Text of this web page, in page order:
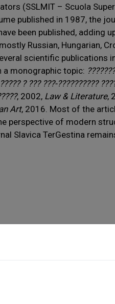
(SSLMIT – Scuola
published in 1987, the
been published, adding
Russian, Hungarian,
scientific publications
a monographic topic:
? ??? ???-??????????
, 2002, Law & Literature,
Art, 2016. Most of the
perspective of modern
Slavica TerGestina